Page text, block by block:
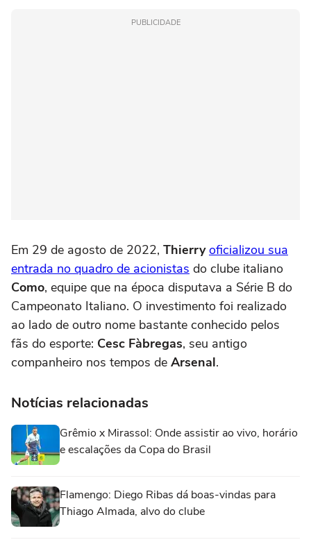
PUBLICIDADE
Em 29 de agosto de 2022, Thierry oficializou sua
entrada no quadro de acionistas do clube italiano
Como, equipe que na época disputava a Série B do
Campeonato Italiano. O investimento foi realizado
ao lado de outro nome bastante conhecido pelos
fãs do esporte: Cesc Fàbregas, seu antigo
companheiro nos tempos de Arsenal.
Notícias relacionadas
Grêmio x Mirassol: Onde assistir ao vivo, horário
e escalações da Copa do Brasil
Flamengo: Diego Ribas dá boas-vindas para
Thiago Almada, alvo do clube